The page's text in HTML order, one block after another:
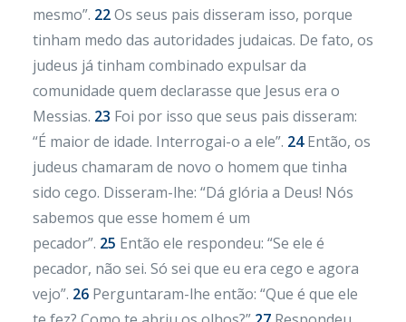
mesmo”. 22Os seus pais disseram isso, porque
tinham medo das autoridades judaicas. De fato, os
judeus já tinham combinado expulsar da
comunidade quem declarasse que Jesus era o
Messias. 23 Foi por isso que seus pais disseram:
“É maior de idade. Interrogai-o a ele”. 24Então, os
judeus chamaram de novo o homem que tinha
sido cego. Disseram-lhe: “Dá glória a Deus! Nós
sabemos que esse homem é um
pecador”. 25 Então ele respondeu: “Se ele é
pecador, não sei. Só sei que eu era cego e agora
vejo”. 26 Perguntaram-lhe então: “Que é que ele